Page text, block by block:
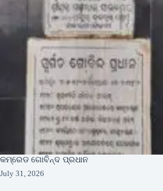
କମ୍ରେଡ ଗୋବିନ୍ଦ ପ୍ରଧାନ
July 31, 2026